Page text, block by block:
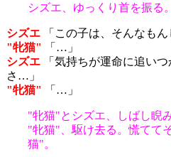
シズエ、ゆっくり首を振る。
シズエ「この子は、そんなもん
"牝猫"
「…」
シズエ「気持ちが運命に追いつ
さ…」
"牝猫"
「…」
"牝猫"とシズエ、しばし睨
"牝猫"、駆け去る。慌てて
猫"。